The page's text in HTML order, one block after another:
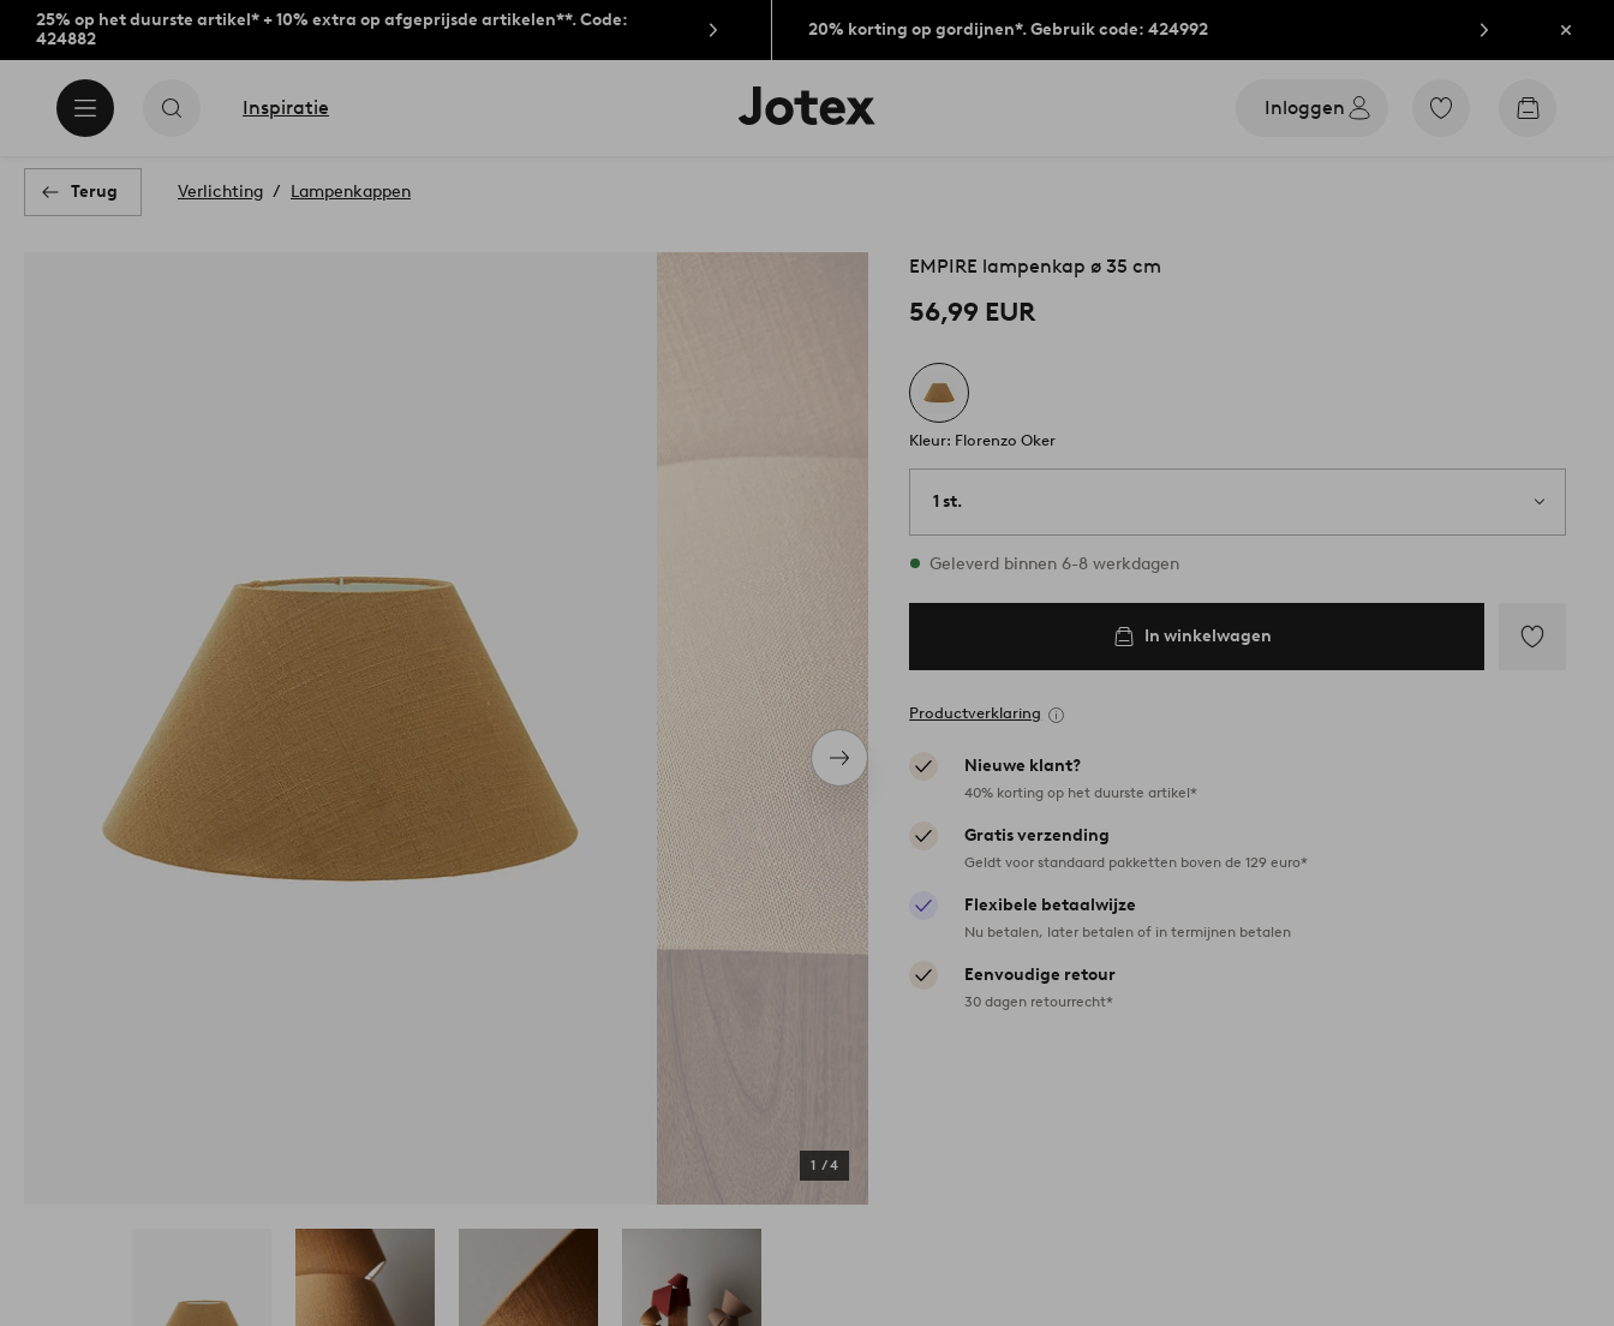
25% op het duurste artikel* + 10% extra op afgeprijsde artikelen**. Code:
424882
20% korting op gordijnen*. Gebruik code: 424992
Inspiratie
Jotex
logo
page
Inloggen
Ga
Go
Terug Verlichting Lampenkappen
Volgend
item
1 /4
EMPIRE lampenkap ø 35 cm
56,99 EUR
Kleur: Florenzo Oker
1 st.
Op voorraad
Geleverd binnen 6-8 werkdagen
In winkelwagen
Productverklaring
Nieuwe klant?
40% korting op het duurste artikel*
Gratis verzending
Geldt voor standaard pakketten boven de 129 euro*
Flexibele betaalwijze
Nu betalen, later betalen of in termijnen betalen
Eenvoudige retour
30 dagen retourrecht*